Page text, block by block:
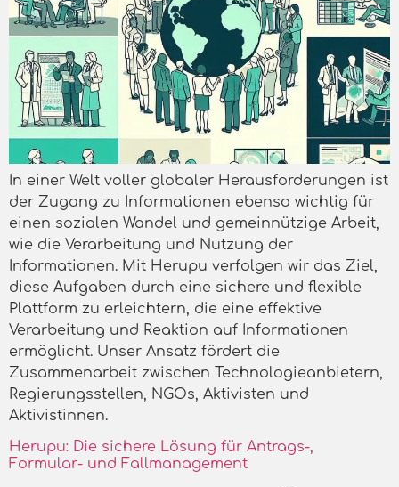
In einer Welt voller globaler Herausforderungen ist
der Zugang zu Informationen ebenso wichtig für
einen sozialen Wandel und gemeinnützige Arbeit,
wie die Verarbeitung und Nutzung der
Informationen. Mit Herupu verfolgen wir das Ziel,
diese Aufgaben durch eine sichere und flexible
Plattform zu erleichtern, die eine effektive
Verarbeitung und Reaktion auf Informationen
ermöglicht. Unser Ansatz fördert die
Zusammenarbeit zwischen Technologieanbietern,
Regierungsstellen, NGOs, Aktivisten und
Aktivistinnen.
Herupu: Die sichere Lösung für Antrags-,
Formular- und Fallmanagement